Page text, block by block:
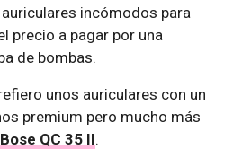
incómodos para
precio a pagar por una
de bombas.
unos auriculares con un
premium pero mucho más
Bose QC 35 II.